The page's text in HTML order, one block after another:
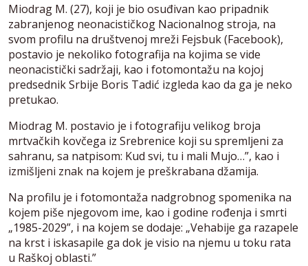
Miodrag M. (27), koji je bio osuđivan kao pripadnik
zabranjenog neonacističkog Nacionalnog stroja, na
svom profilu na društvenoj mreži Fejsbuk (Facebook),
postavio je nekoliko fotografija na kojima se vide
neonacistički sadržaji, kao i fotomontažu na kojoj
predsednik Srbije Boris Tadić izgleda kao da ga je neko
pretukao.
Miodrag M. postavio je i fotografiju velikog broja
mrtvačkih kovčega iz Srebrenice koji su spremljeni za
sahranu, sa natpisom: Kud svi, tu i mali Mujo…”, kao i
izmišljeni znak na kojem je preškrabana džamija.
Na profilu je i fotomontaža nadgrobnog spomenika na
kojem piše njegovom ime, kao i godine rođenja i smrti
„1985-2029”, i na kojem se dodaje: „Vehabije ga razapele
na krst i iskasapile ga dok je visio na njemu u toku rata
u Raškoj oblasti.”